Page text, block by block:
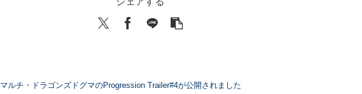
マルチ・ドラゴンズドグマのProgression Trailer#4が公開されました